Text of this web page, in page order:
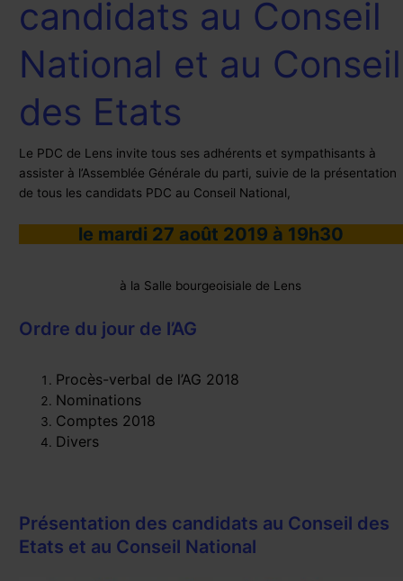
candidats au Conseil
National et au Conseil
des Etats
Le PDC de Lens invite tous ses adhérents et sympathisants à
assister à l’Assemblée Générale du parti, suivie de la présentation
de tous les candidats PDC au Conseil National,
le mardi 27 août 2019 à 19h30
à la Salle bourgeoisiale de Lens
Ordre du jour de l’AG
Procès-verbal de l’AG 2018
Nominations
Comptes 2018
Divers
Présentation des candidats au Conseil des
Etats et au Conseil National
au
National
au
Conseil